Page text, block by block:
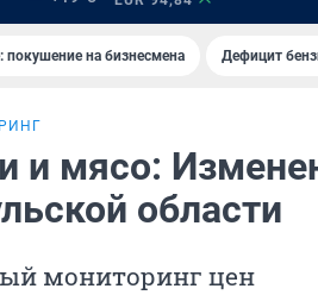
покушение на бизнесмена Дефицит
мясо:
области
мониторинг цен